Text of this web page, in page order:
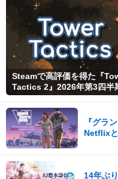
Steamで高評価を得た『
Tactics 2』2026年第3四半
『グラ
Netflix
14年ぶ